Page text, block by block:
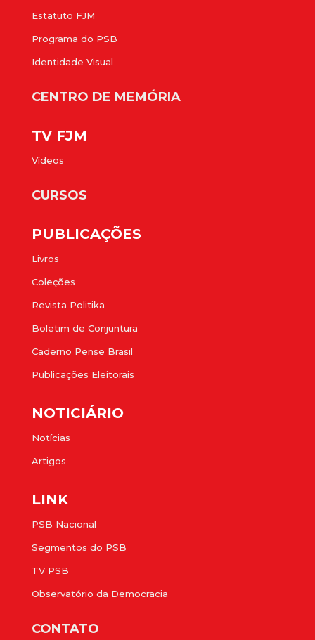
Estatuto FJM
Programa do PSB
Identidade Visual
CENTRO DE MEMÓRIA
TV FJM
Vídeos
CURSOS
PUBLICAÇÕES
Livros
Coleções
Revista Politika
Boletim de Conjuntura
Caderno Pense Brasil
Publicações Eleitorais
NOTICIÁRIO
Notícias
Artigos
LINK
PSB Nacional
Segmentos do PSB
TV PSB
Observatório da Democracia
CONTATO